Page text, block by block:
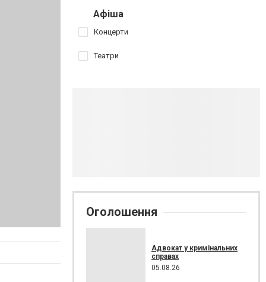
Афіша
Концерти
Театри
Оголошення
Адвокат у кримінальних
справах
05.08.26